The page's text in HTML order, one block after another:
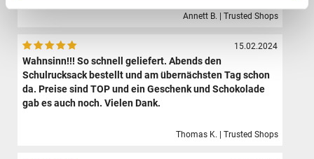
Annett B. | Trusted Shops
15.02.2024
Wahnsinn!!! So schnell geliefert. Abends den
Schulrucksack bestellt und am übernächsten Tag schon
da. Preise sind TOP und ein Geschenk und Schokolade
gab es auch noch. Vielen Dank.
Thomas K. | Trusted Shops